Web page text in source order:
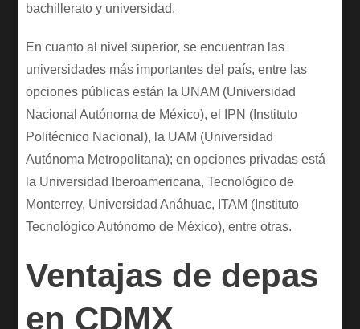
bachillerato y universidad.
En cuanto al nivel superior, se encuentran las
universidades más importantes del país, entre las
opciones públicas están la UNAM (Universidad
Nacional Autónoma de México), el IPN (Instituto
Politécnico Nacional), la UAM (Universidad
Autónoma Metropolitana); en opciones privadas está
la Universidad Iberoamericana, Tecnológico de
Monterrey, Universidad Anáhuac, ITAM (Instituto
Tecnológico Autónomo de México), entre otras.
Ventajas de depas
en CDMX